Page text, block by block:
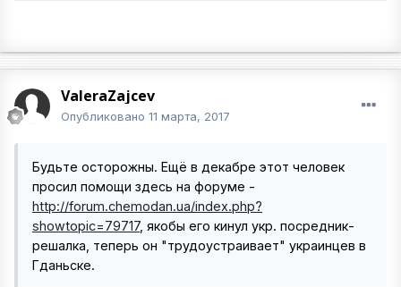
ValeraZajcev
Опубликовано 11 марта, 2017
Будьте осторожны. Ещё в декабре этот человек
просил помощи здесь на форуме -
http://forum.chemodan.ua/index.php?
showtopic=79717, якобы его кинул укр. посредник-
решалка, теперь он "трудоустраивает" украинцев в
Гданьске.